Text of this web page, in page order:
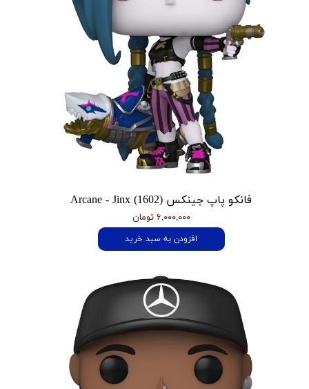
فانکو پاپ جینکس Arcane - Jinx (1602)
۶,۰۰۰,۰۰۰ تومان
افزودن به سبد خرید